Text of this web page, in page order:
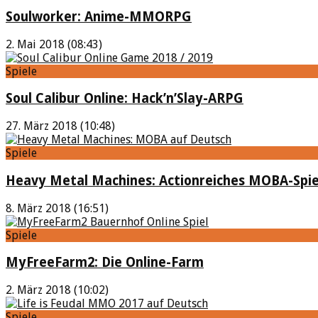
Soulworker: Anime-MMORPG
2. Mai 2018 (08:43)
Spiele
Soul Calibur Online: Hack’n’Slay-ARPG
27. März 2018 (10:48)
Spiele
Heavy Metal Machines: Actionreiches MOBA-
8. März 2018 (16:51)
Spiele
MyFreeFarm2: Die Online-Farm
2. März 2018 (10:02)